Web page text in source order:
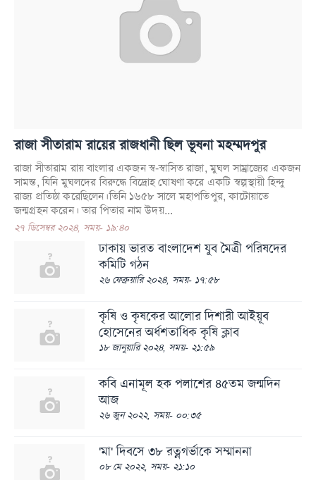
রাজা সীতারাম রায়ের রাজধানী ছিল ভূষনা মহম্মদপুর
রাজা সীতারাম রায় বাংলার একজন স্ব-স্বাসিত রাজা, মুঘল সাম্রাজ্যের একজন
সামন্ত, যিনি মুঘলদের বিরুদ্ধে বিদ্রোহ ঘোষণা করে একটি স্বল্পস্থায়ী হিন্দু
রাজ্য প্রতিষ্ঠা করেছিলেন।তিনি ১৬৫৮ সালে মহাপতিপুর, কাটোয়াতে
জন্মগ্রহন করেন। তার পিতার নাম উদয়...
২৭ ডিসেম্বর ২০২৪, সময়- ১৯:৪০
ঢাকায় ভারত বাংলাদেশ যুব মৈত্রী পরিষদের
কমিটি গঠন
২৬ ফেব্রুয়ারি ২০২৪, সময়- ১৭:৫৮
কৃষি ও কৃষকের আলোর দিশারী আইয়ূব
হোসেনের অর্ধশতাধিক কৃষি ক্লাব
১৮ জানুয়ারি ২০২৪, সময়- ২১:৫৯
কবি এনামূল হক পলাশের ৪৫তম জন্মদিন
আজ
২৬ জুন ২০২২, সময়- ০০:৩৫
'মা' দিবসে ৩৮ রত্নগর্ভাকে সম্মাননা
০৮ মে ২০২২, সময়- ২১:১০